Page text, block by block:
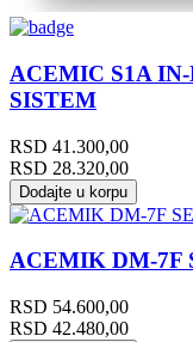
ACEMIC S1A
SISTEM
RSD 41.300,00
RSD 28.320,00
Dodajte u korpu
ACEMIK DM-7F
RSD 54.600,00
RSD 42.480,00